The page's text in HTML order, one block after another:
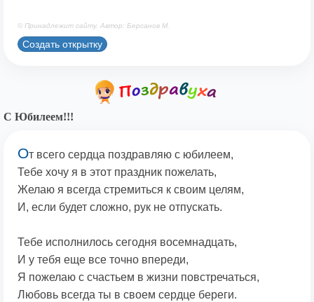
© Принадлежит сайту. Автор: Берсанов М.
Создать открытку
С Юбилеем!!!
От всего сердца поздравляю с юбилеем,
Тебе хочу я в этот праздник пожелать,
Желаю я всегда стремиться к своим целям,
И, если будет сложно, рук не отпускать.
Тебе исполнилось сегодня восемнадцать,
И у тебя еще все точно впереди,
Я пожелаю с счастьем в жизни повстречаться,
Любовь всегда ты в своем сердце береги.